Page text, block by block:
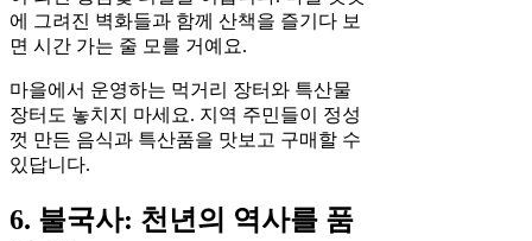
에 그려진 벽화들과 함께 산책을 즐기다 보
면 시간 가는 줄 모를 거예요.
마을에서 운영하는 먹거리 장터와 특산물
장터도 놓치지 마세요. 지역 주민들이 정성
껏 만든 음식과 특산품을 맛보고 구매할 수
있답니다.
6. 불국사: 천년의 역사를 품